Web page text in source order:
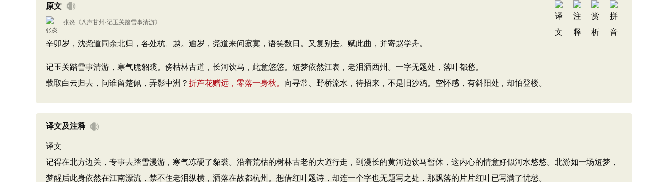
原文
张炎 《八声甘州·记玉关踏雪事清游》
辛卯岁，沈尧道同余北归，各处杭、越。逾岁，尧道来问寂寞，语笑数日。又复别去。赋此曲，并寄赵学舟。
记玉关踏雪事清游，寒气脆貂裘。傍枯林古道，长河饮马，此意悠悠。短梦依然江表，老泪洒西州。一字无题处，落叶都愁。
载取白云归去，问谁留楚佩，弄影中洲？ 折芦花赠远，零落一身秋。 向寻常、野桥流水，待招来，不是旧沙鸥。空怀感，有斜阳处，却怕登楼。
译文及注释
译文
记得在北方边关，专事去踏雪漫游，寒气冻硬了貂裘。沿着荒枯的树林古老的大道行走，到漫长的黄河边饮马暂休，这内心的情意好似河水悠悠。北游如一场短梦，
梦醒后此身依然在江南漂流，禁不住老泪纵横，洒落在故都杭州。想借红叶题诗，却连一个字也无题写之处，那飘落的片片红叶已写满了忧愁。